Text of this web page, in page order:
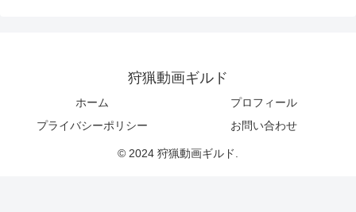
狩猟動画ギルド
ホーム
プロフィール
プライバシーポリシー
お問い合わせ
© 2024 狩猟動画ギルド.